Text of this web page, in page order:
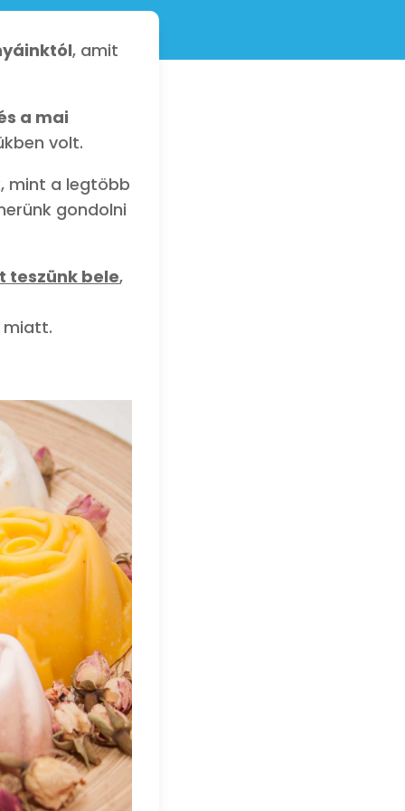
, amit
a mai
volt.
mint a legtöbb
gondolni
teszünk bele,
miatt.